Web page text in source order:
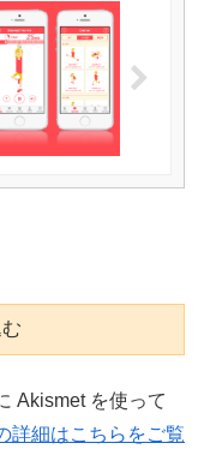
Akismet を使って
詳細はこちらをご覧